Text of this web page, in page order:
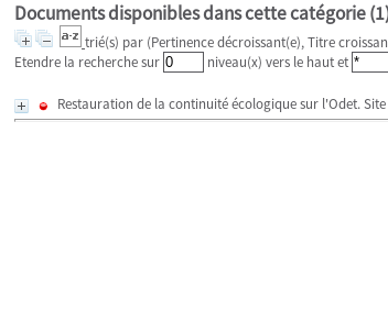
Documents disponibles dans cette catégorie (1
trié(s) par (Pertinence décroissant(e), Titre
Etendre la recherche sur
niveau(x) vers le haut et
Restauration de la continuité écologique sur l'Odet.